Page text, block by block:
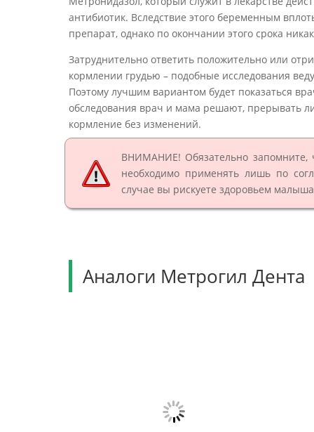
антибиотик. Вследствие этого беременным
препарат, однако по окончании этого срока
Затруднительно ответить положительно или
кормлении грудью – подобные исследования
Поэтому лучшим вариантом будет показаться
обследования врач и мама решают, прерывать
кормление без изменений.
ВНИМАНИЕ! Обязательно запомните,
необходимо применять лишь по
случае вы рискуете здоровьем
Аналоги Метрогил Дента